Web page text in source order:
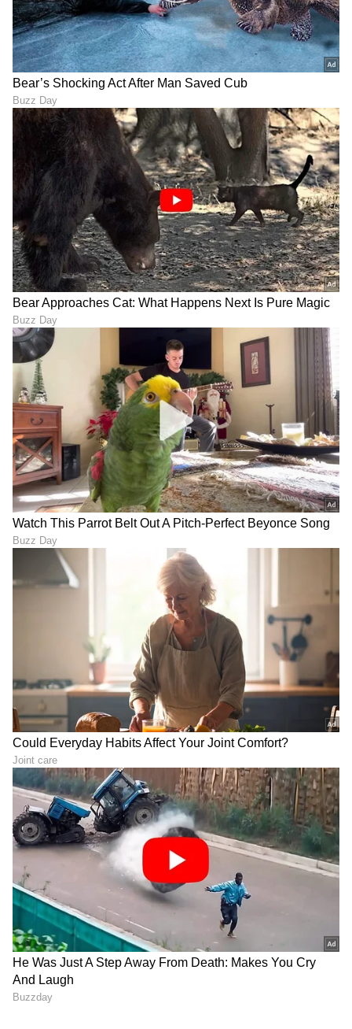
ದೈಹಿಕ ಬಾಳಿಕೆಯ ವಿಷಯದಲ್ಲಿ, IP55 ಧೂಳು ಮತ್ತು
ವಾಟರ್‌ ರೆಸಿಸ್ಟೆನ್ಸ್‌ ರೇಟಿಂಗ್ ಇರುವುದರಿಂದ ಈ ಇಯರ್‌ಬಡ್ಸ್
ಮಳೆ, ಬೆವರು ಮತ್ತು ಧೂಳಿನ ವಾತಾವರಣವನ್ನು ಯಾವುದೇ
ತೊಂದರೆಯಿಲ್ಲದೆ ನಿಭಾಯಿಸಬಲ್ಲದು. ಪ್ರತಿ ಇಯರ್‌ಬಡ್
ಕೇವಲ 4.4 ಗ್ರಾಂ ತೂಕ ಹೊಂದಿದ್ದು, ಅತ್ಯಂತ ಹಗುರವಾಗಿದೆ.
ಹೀಗಾಗಿ ಯಾವುದೇ ಆಯಾಸವಿಲ್ಲದೆ ಗಂಟೆಗಟ್ಟಲೆ
ಧರಿಸಬಹುದು.
ನಿಮ್ಮ ದೈನಂದಿನ ಸಂಗಾತಿ
OPPO Enco Air5 Pro ಮನರಂಜನೆ ಆಧಾರಿತ ಆಡಿಯೋ
ವೈಶಿಷ್ಟ್ಯಗಳು, ಪ್ರಬಲ ANC ಪರ್ಫಾರ್ಮೆನ್ಸ್ ಮತ್ತು ದೈನಂದಿನ
ಪ್ರಾಯೋಗಿಕ ಸೌಕರ್ಯಗಳನ್ನು ಒಂದೇ ಪ್ಯಾಕೇಜ್‌ನಲ್ಲಿ
ಒದಗಿಸುತ್ತದೆ. ಇದು ಬಳಕೆದಾರರು ಕೆಲಸ, ಪ್ರಯಾಣ,
ಗೇಮಿಂಗ್ ಮತ್ತು ಸ್ಟ್ರೀಮಿಂಗ್ ನಡುವೆ ನಿರಂತರವಾಗಿ
ಬದಲಾಗಲು ಅನುವು ಮಾಡಿಕೊಡುತ್ತದೆ. ಇದು ಕೇವಲ
ಯಾವುದೋ ಒಂದು ಬಳಕೆಗೆ ಮಾತ್ರ ಸೀಮಿತವಾಗಿರದೆ,
ದೈನಂದಿನ ಜೀವನದ ಎಲ್ಲಾ ಅಗತ್ಯಗಳನ್ನು ಒಂದರ ನಂತರ
ಒಂದರಂತೆ ಪೂರೈಸಲು ಸಿದ್ಧಪಡಿಸಲಾಗಿದೆ.
₹4,999 ರ ದರದಲ್ಲಿ, ಇದು ಪ್ರಸ್ತುತ ಭಾರತದಲ್ಲಿ ಲಭ್ಯವಿರುವ
ಅತ್ಯಂತ ಸಂಪೂರ್ಣವಾದ TWS ಪ್ಯಾಕೇಜ್‌ಗಳಲ್ಲಿ ಒಂದಾಗಿದೆ;
55dB ANC, 12mm ಟೈಟಾನಿಯಂ ಡ್ರೈವರ್‌ಗಳು,
ಬ್ಲೂಟೂತ್ 6.0, ಡ್ಯುಯಲ್-ಕನೆಕ್ಟ್, ಟ್ರಿಪಲ್-ಮೈಕ್ ಎಐ
ಕಾಲ್ ಕ್ಲಾರಿಟಿ, 54-ಗಂಟೆಗಳ ಬ್ಯಾಟರಿ ಮತ್ತು 10-ನಿಮಿಷಗಳ
ಫಾಸ್ಟ್ ಚಾರ್ಜಿಂಗ್—ಇವೆಲ್ಲವೂ ಹಗುರವಾದ, IP55-ರೇಟೆಡ್
ವಿನ್ಯಾಸದಲ್ಲಿ ಲಭ್ಯವಿದೆ.
ಹೊಸ OPPO Enco Air5 Pro ಇಯರ್‌ಬಡ್ಸ್ ಪ್ರಸ್ತುತ
Flipkart, Amazon, ಮತ್ತು OPPO ಇ-ಸ್ಟೋರ್‌ ನಲ್ಲಿ
ಖರೀದಿಸಲು ಲಭ್ಯವಿದೆ.